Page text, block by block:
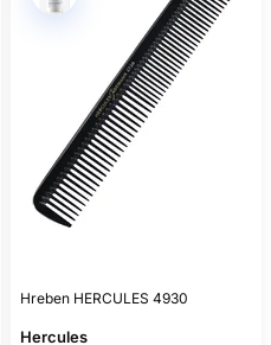
Hreben HERCULES 4930
Hercules